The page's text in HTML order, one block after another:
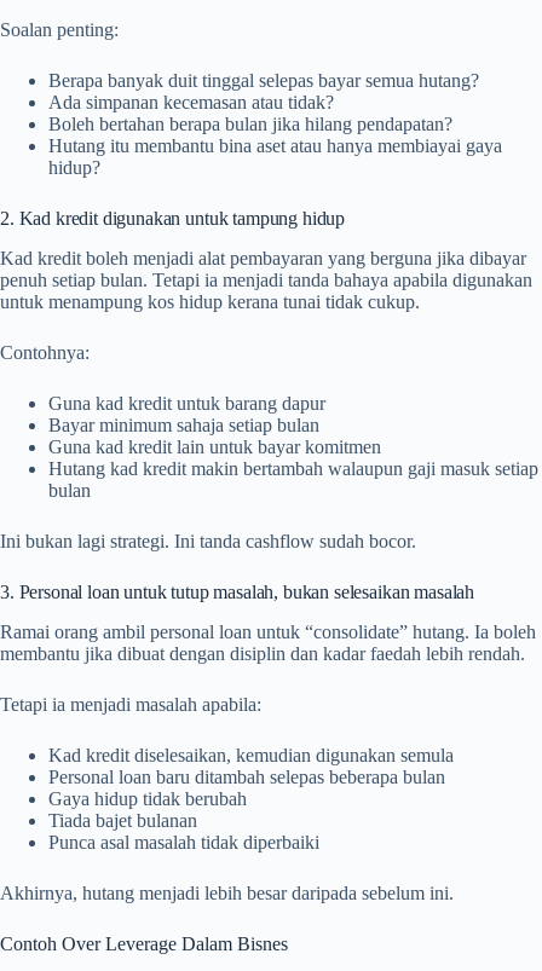
Soalan penting:
Berapa banyak duit tinggal selepas bayar semua hutang?
Ada simpanan kecemasan atau tidak?
Boleh bertahan berapa bulan jika hilang pendapatan?
Hutang itu membantu bina aset atau hanya membiayai gaya
hidup?
2. Kad kredit digunakan untuk tampung hidup
Kad kredit boleh menjadi alat pembayaran yang berguna jika dibayar
penuh setiap bulan. Tetapi ia menjadi tanda bahaya apabila digunakan
untuk menampung kos hidup kerana tunai tidak cukup.
Contohnya:
Guna kad kredit untuk barang dapur
Bayar minimum sahaja setiap bulan
Guna kad kredit lain untuk bayar komitmen
Hutang kad kredit makin bertambah walaupun gaji masuk setiap
bulan
Ini bukan lagi strategi. Ini tanda cashflow sudah bocor.
3. Personal loan untuk tutup masalah, bukan selesaikan masalah
Ramai orang ambil personal loan untuk “consolidate” hutang. Ia boleh
membantu jika dibuat dengan disiplin dan kadar faedah lebih rendah.
Tetapi ia menjadi masalah apabila:
Kad kredit diselesaikan, kemudian digunakan semula
Personal loan baru ditambah selepas beberapa bulan
Gaya hidup tidak berubah
Tiada bajet bulanan
Punca asal masalah tidak diperbaiki
Akhirnya, hutang menjadi lebih besar daripada sebelum ini.
Contoh Over Leverage Dalam Bisnes